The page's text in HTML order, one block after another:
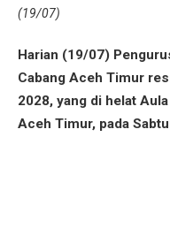
(19/07)
Harian (19/07)
Cabang Aceh Timur
2028, yang di helat
Aceh Timur, pada